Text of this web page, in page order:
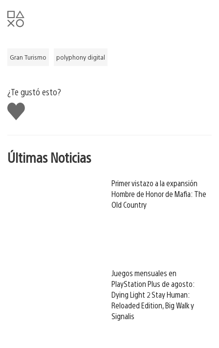
Gran Turismo polyphony digital
¿Te gustó esto?
Me
gusta
Últimas Noticias
Primer vistazo a la expansión
Hombre de Honor de Mafia: The
Old Country
Juegos mensuales en
PlayStation Plus de agosto:
Dying Light 2 Stay Human:
Reloaded Edition, Big Walk y
Signalis